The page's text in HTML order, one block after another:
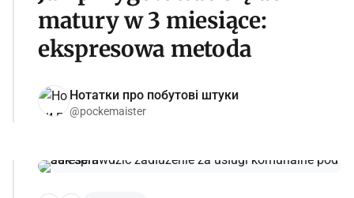
matury w 3 miesiące:
ekspresowa metoda
Нотатки про побутові штуки
@pockemaister